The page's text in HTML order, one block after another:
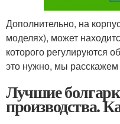
Дополнительно, на
моделях), может
которого регулируются
это нужно, мы
Лучшие
производства.